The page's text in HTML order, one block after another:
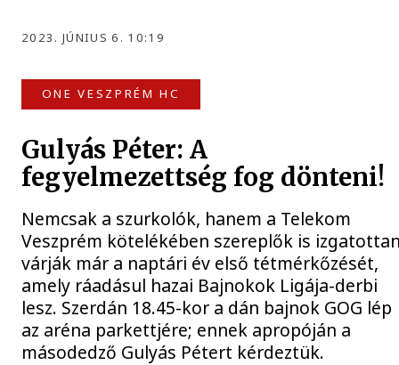
2023. JÚNIUS 6. 10:19
ONE VESZPRÉM HC
Gulyás Péter: A
fegyelmezettség fog dönteni!
Nemcsak a szurkolók, hanem a Telekom
Veszprém kötelékében szereplők is
várják már a naptári év első tétmérkőzését,
amely ráadásul hazai Bajnokok Ligája-derbi
lesz. Szerdán 18.45-kor a dán bajnok GOG lép
az aréna parkettjére; ennek apropóján a
másodedző Gulyás Pétert kérdeztük.